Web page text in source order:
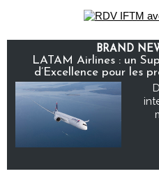
BRAND
LATAM Airlines : un
d’Excellence pour les